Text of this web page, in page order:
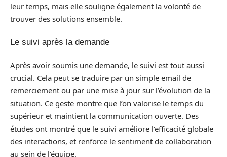
leur temps, mais elle souligne également la volonté de
trouver des solutions ensemble.
Le suivi après la demande
Après avoir soumis une demande, le suivi est tout aussi
crucial. Cela peut se traduire par un simple email de
remerciement ou par une mise à jour sur l’évolution de la
situation. Ce geste montre que l’on valorise le temps du
supérieur et maintient la communication ouverte. Des
études ont montré que le suivi améliore l’efficacité globale
des interactions, et renforce le sentiment de collaboration
au sein de l’équipe.